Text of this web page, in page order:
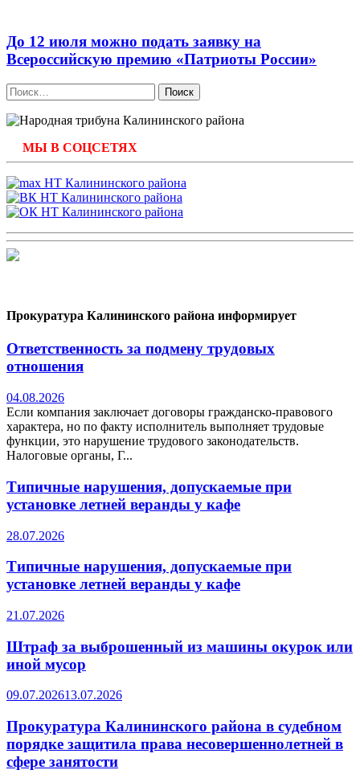
До 12 июля можно подать заявку на
Всероссийскую премию «Патриоты России»
Найти:
МЫ В СОЦСЕТЯХ
Прокуратура Калининского района информирует
Ответственность за подмену трудовых
отношения
04.08.2026
Если компания заключает договоры гражданско-правового
характера, но по факту исполнитель выполняет трудовые
функции, это нарушение трудового законодательств.
Налоговые органы, Г...
Типичные нарушения, допускаемые при
установке летней веранды у кафе
28.07.2026
Типичные нарушения, допускаемые при
установке летней веранды у кафе
21.07.2026
Штраф за выброшенный из машины окурок или
иной мусор
09.07.202613.07.2026
Прокуратура Калининского района в судебном
порядке защитила права несовершеннолетней в
сфере занятости